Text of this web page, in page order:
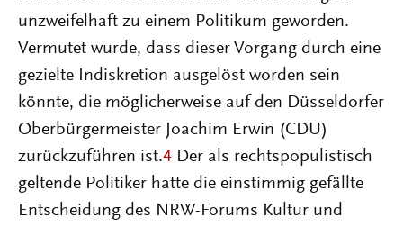
unzweifelhaft zu einem Politikum geworden.
Vermutet wurde, dass dieser Vorgang durch eine
gezielte Indiskretion ausgelöst worden sein
könnte, die möglicherweise auf den Düsseldorfer
Oberbürgermeister Joachim Erwin (CDU)
zurückzuführen ist.4 Der als rechtspopulistisch
geltende Politiker hatte die einstimmig gefällte
Entscheidung des NRW-Forums Kultur und